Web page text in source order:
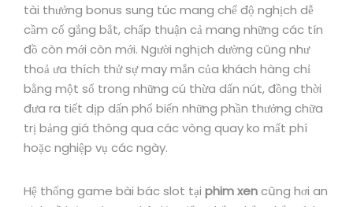
tài thưởng bonus sung túc mang chế độ nghịch dễ
cầm cố gắng bắt, chấp thuận cả mang những các tín
đồ còn mới còn mới. Người nghịch dường cũng như
thoả ưa thích thử sự may mắn của khách hàng chỉ
bằng một số trong những cú thừa dấn nút, đồng thời
đưa ra tiết dịp dấn phổ biến những phần thưởng chữa
trị bảng giá thông qua các vòng quay ko mất phí
hoặc nghiệp vụ các ngày.
Hệ thống game bài bác slot tại phim xencũng hơi an